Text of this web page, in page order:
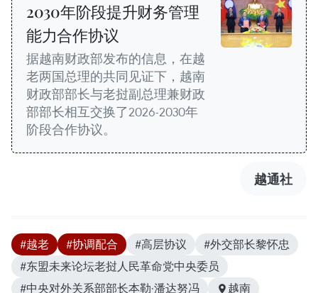
2030年阶段提升财务管理
能力合作协议
据越南财政部发布的信息，在越
老两国总理的共同见证下，越南
财政部部长与老挝副总理兼财政
部部长相互交换了2026-2030年
阶段合作协议。
越通社
#越老 #协调配合 #高层协议
#外交部长黎怀忠
#东盟未来论坛老挝人民革命党中央委员
#中央对外关系部部长本勒·潘达努冯
越南